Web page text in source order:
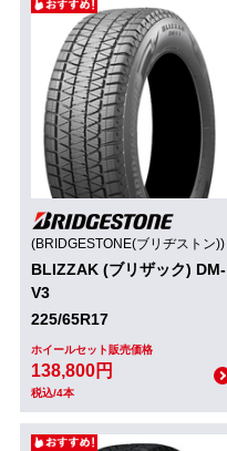
(BRIDGESTONE(ブリヂストン))
BLIZZAK (ブリザック) DM-
V3
225/65R17
ホイールセット販売価格
138,800円
税込/4本